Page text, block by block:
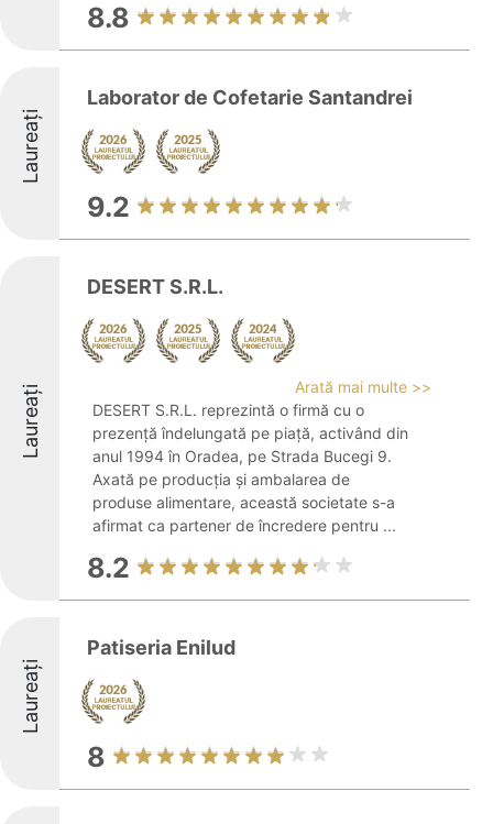
8.8
Laureați
Laborator de Cofetarie Santandrei
9.2
Laureați
DESERT S.R.L.
Arată mai multe >>
DESERT S.R.L. reprezintă o firmă cu o
prezență îndelungată pe piață, activând din
anul 1994 în Oradea, pe Strada Bucegi 9.
Axată pe producția și ambalarea de
produse alimentare, această societate s-a
afirmat ca partener de încredere pentru ...
8.2
Laureați
Patiseria Enilud
8